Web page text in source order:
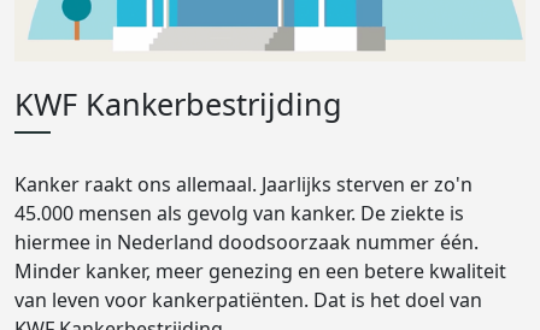
KWF Kankerbestrijding
Kanker raakt ons allemaal. Jaarlijks sterven er zo'n
45.000 mensen als gevolg van kanker. De ziekte is
hiermee in Nederland doodsoorzaak nummer één.
Minder kanker, meer genezing en een betere kwaliteit
van leven voor kankerpatiënten. Dat is het doel van